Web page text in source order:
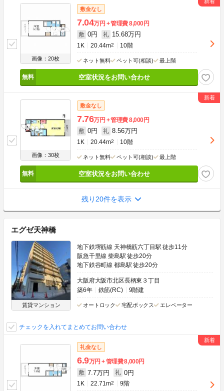
画像：20枚
敷金なし
7.04万円 管理費8,000円
敷 0円 礼 15.68万円
1K 20.44m2 10階
ネット無料 ペット可(相談) 最上階
空室状況をお問い合わせ
画像：30枚
敷金なし
7.76万円 管理費8,000円
敷 0円 礼 8.56万円
1K 20.44m2 10階
ネット無料 ペット可(相談) 最上階
空室状況をお問い合わせ
残り20件を表示
エグゼ天神橋
賃貸マンション
地下鉄堺筋線 天神橋筋六丁目駅 徒歩11分
阪急千里線 柴島駅 徒歩20分
地下鉄谷町線 都島駅 徒歩20分
大阪府大阪市北区長柄東３丁目
築6年
鉄筋(RC) 9階建
オートロック 宅配ボックス エレベーター
チェックを入れてまとめてお問い合わせ
礼金なし
6.9万円 管理費8,000円
敷 7.7万円 礼 0円
1K 22.71m2 9階